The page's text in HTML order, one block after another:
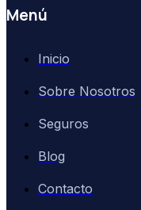
Menú
Inicio
Sobre Nosotros
Seguros
Blog
Contacto